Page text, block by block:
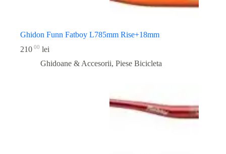
Ghidon Funn Fatboy L785mm Rise+18mm
210 00 lei
Ghidoane & Accesorii, Piese Bicicleta